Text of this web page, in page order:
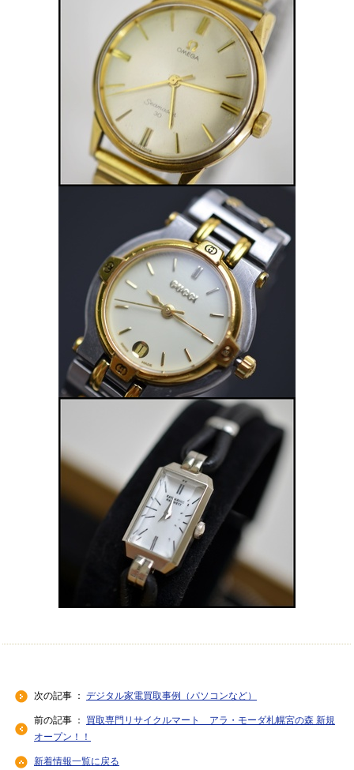
次の記事 ： デジタル家電買取事例（パソコンなど）
前の記事 ： 買取専門リサイクルマート アラ・モーダ札幌宮の森 新規
オープン！！
新着情報一覧に戻る